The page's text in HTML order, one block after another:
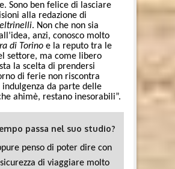
Sono ben felice di lasciare
alla redazione di
. Non che non sia
anzi, conosco molto
di Torino e la reputo tra le
settore, ma come libero
la scelta di prendersi
di ferie non riscontra
da parte delle
ahimè, restano inesorabili”.
passa nel suo studio?
penso di poter dire con
di viaggiare molto